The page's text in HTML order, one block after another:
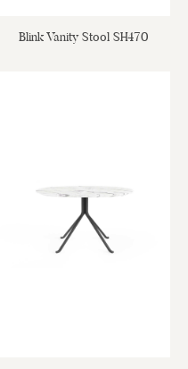
Blink Vanity Stool SH470